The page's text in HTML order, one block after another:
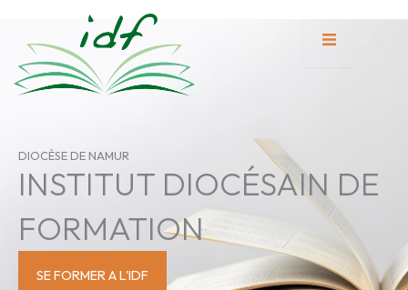
contenu
DIOCÈSE DE NAMUR
INSTITUT DIOCÉSAIN DE
FORMATION
SE FORMER A L'IDF